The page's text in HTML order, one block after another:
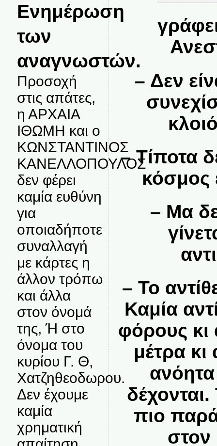
Ενημέρωση
των
αναγνωστών.
Προσοχή
στις απάτες,
η ΑΡΧΑΙΑ
ΙΘΩΜΗ και ο
ΚΩΝΣΤΑΝΤΙΝΟΣ
ΚΑΝΕΛΛΟΠΟΥΛΟΣ
δεν φέρει
καμία ευθύνη
για
οποιαδήποτε
συναλλαγή
με κάρτες η
άλλον τρόπω
και άλλα
στον όνομά
της, Ή στο
όνομα του
κυρίου Γ. Θ,
Χατζηθεοδωρου.
Δεν έχουμε
καμία
χρηματική
– Δεν
– Τίποτα
κόσμος
– Μα
– Το
Καμία
φόρους
μέτρα
πιο